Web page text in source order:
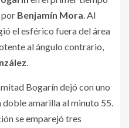
por Benjamín Mora. Al
el esférico fuera del área
al ángulo contrario,
.
Bogarín dejó con uno
doble amarilla al minuto 55.
se emparejó tres